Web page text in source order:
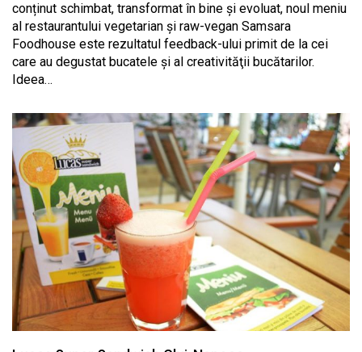
conținut schimbat, transformat în bine şi evoluat, noul meniu
al restaurantului vegetarian şi raw-vegan Samsara
Foodhouse este rezultatul feedback-ului primit de la cei
care au degustat bucatele şi al creativităţii bucătarilor.
Ideea…